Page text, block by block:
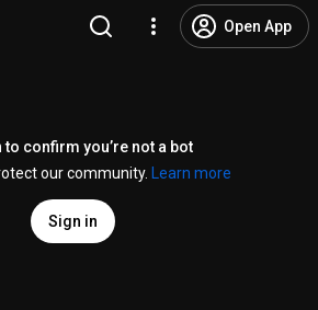
Open App
to confirm you’re not a bot
our community.
Learn more
Sign in